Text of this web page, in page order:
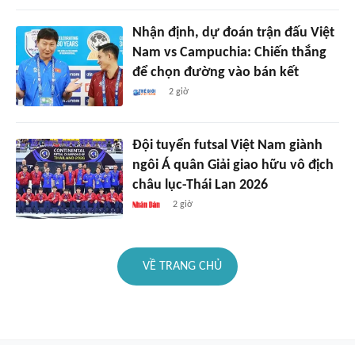
Nhận định, dự đoán trận đấu Việt
Nam vs Campuchia: Chiến thắng
để chọn đường vào bán kết
2 giờ
Đội tuyển futsal Việt Nam giành
ngôi Á quân Giải giao hữu vô địch
châu lục-Thái Lan 2026
2 giờ
VỀ TRANG CHỦ